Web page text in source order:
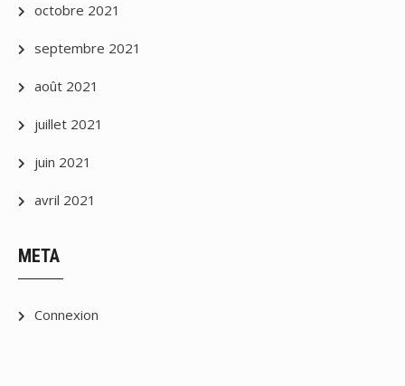
octobre 2021
septembre 2021
août 2021
juillet 2021
juin 2021
avril 2021
META
Connexion